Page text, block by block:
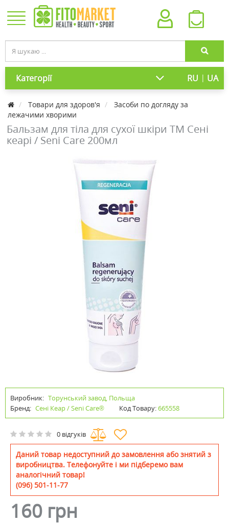
Категорії RU | UA
Товари для здоров'я
Засоби по догляду за
лежачими хворими
Бальзам для тіла для сухої шкіри ТМ Сені
кеарі / Seni Care 200мл
Виробник: Торунський завод, Польща
Бренд: Сені Кеар / Seni Care® Код Товару:665558
0 відгуків
Даний товар недоступний до замовлення або знятий з
виробництва. Телефонуйте і ми підберемо вам
аналогічний товар!
(096) 501-11-77
160 грн